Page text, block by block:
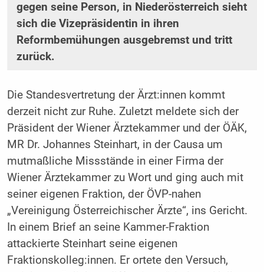
gegen seine Person, in Niederösterreich sieht
sich die Vizepräsidentin in ihren
Reformbemühungen ausgebremst und tritt
zurück.
Die Standesvertretung der Ärzt:innen kommt
derzeit nicht zur Ruhe. Zuletzt meldete sich der
Präsident der Wiener Ärztekammer und der ÖÄK,
MR Dr. Johannes Steinhart, in der Causa um
mutmaßliche Missstände in einer Firma der
Wiener Ärztekammer zu Wort und ging auch mit
seiner eigenen Fraktion, der ÖVP-nahen
„Vereinigung Österreichischer Ärzte“, ins Gericht.
In einem Brief an seine Kammer-Fraktion
attackierte Steinhart seine eigenen
Fraktionskolleg:innen. Er ortete den Versuch,